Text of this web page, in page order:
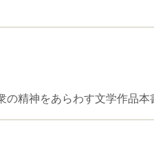
の精神をあらわす文学作品